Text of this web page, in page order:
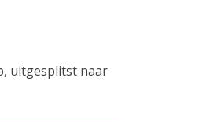
uitgesplitst naar